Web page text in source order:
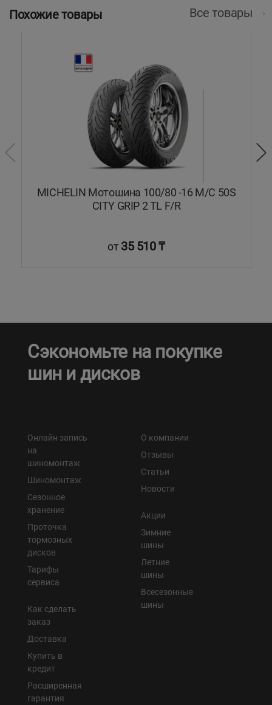
Похожие товары Все товары
MICHELIN Мотошина 100/80 -16 M/C 50S
CITY GRIP 2 TL F/R
от35 510 ₸
Сэкономьте на покупке
шин и дисков
Онлайн запись
на
шиномонтаж
Шиномонтаж
Сезонное
хранение
Проточка
тормозных
дисков
Тарифы
сервиса
Как сделать
заказ
Доставка
Купить в
кредит
Расширенная
гарантия
О компании
Отзывы
Статьи
Новости
Акции
Зимние
шины
Летние
шины
Всесезонные
шины